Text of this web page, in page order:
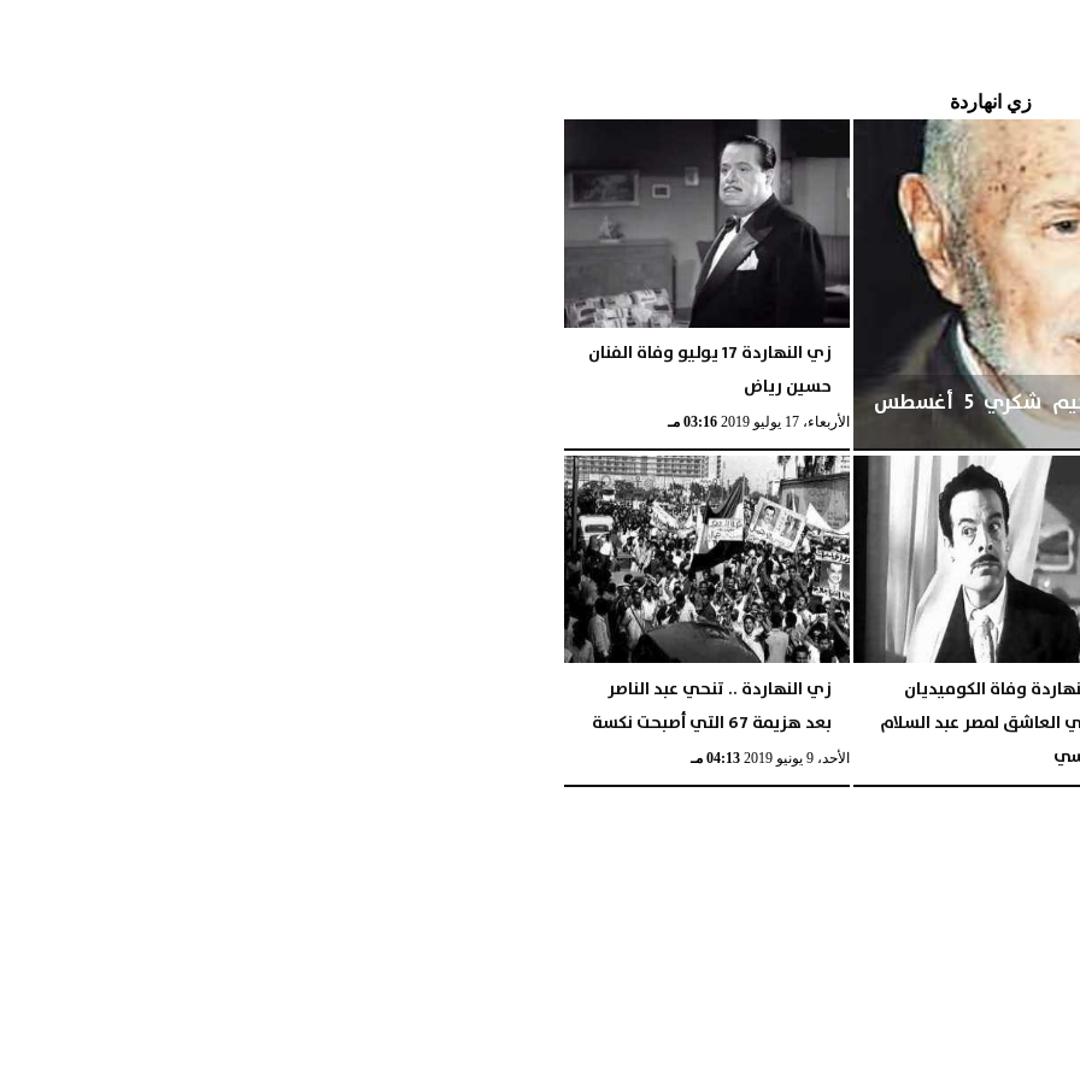
زي انهاردة
«زي النهارده».. وفاة المناضل إبراهيم شكري 5 أغسطس
زي النهاردة 17 يوليو وفاة الفنان
حسين رياض
الأربعاء، 17 يوليو 2019 03:16 مـ
وفاة الكوميديان
العاشق لمصر عبد السلام
02:47 مـ
زي النهاردة .. تنحي عبد الناصر
بعد هزيمة 67 التي أصبحت نكسة
الأحد، 9 يونيو 2019 04:13 مـ